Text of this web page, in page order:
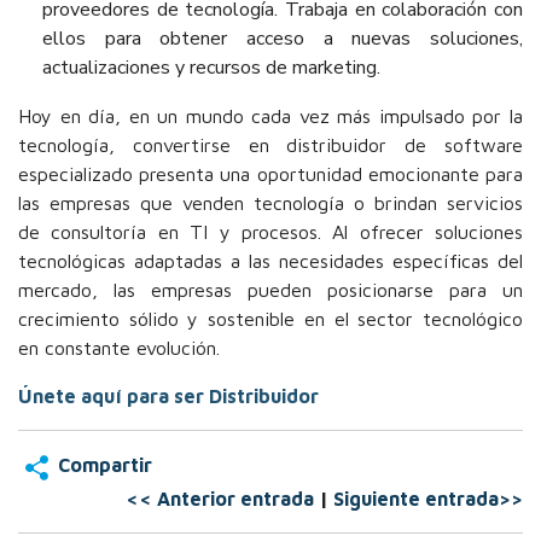
proveedores de tecnología. Trabaja en colaboración con
ellos para obtener acceso a nuevas soluciones,
actualizaciones y recursos de marketing.
Hoy en día, en un mundo cada vez más impulsado por la
tecnología, convertirse en distribuidor de software
especializado presenta una oportunidad emocionante para
las empresas que venden tecnología o brindan servicios
de consultoría en TI y procesos. Al ofrecer soluciones
tecnológicas adaptadas a las necesidades específicas del
mercado, las empresas pueden posicionarse para un
crecimiento sólido y sostenible en el sector tecnológico
en constante evolución.
Únete aquí para ser Distribuidor
Compartir
<< Anterior entrada | Siguiente entrada>>